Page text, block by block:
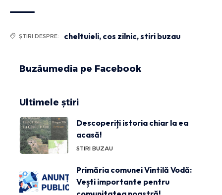
ȘTIRI DESPRE: cheltuieli, cos zilnic,stiri buzau
Buzăumedia pe Facebook
Ultimele știri
Descoperiți istoria chiar la ea
acasă!
STIRI BUZAU
Primăria comunei Vintilă Vodă:
Vești importante pentru